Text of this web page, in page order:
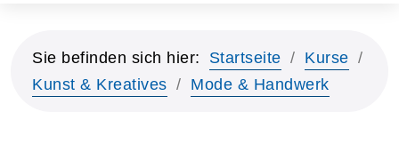
Sie befinden sich hier: Startseite
Kurse
Kunst & Kreatives
Mode & Handwerk